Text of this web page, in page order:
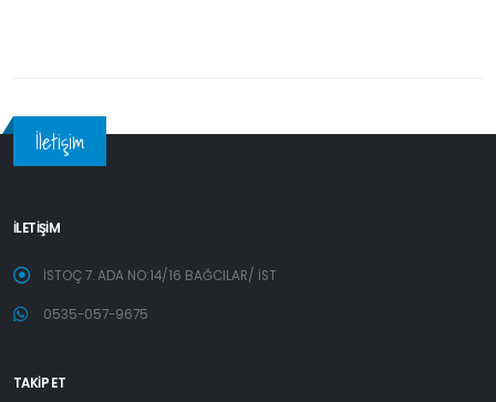
İletişim
İLETİŞİM
İSTOÇ 7. ADA NO:14/16 BAĞCILAR/ İST
0535-057-9675
TAKİP ET